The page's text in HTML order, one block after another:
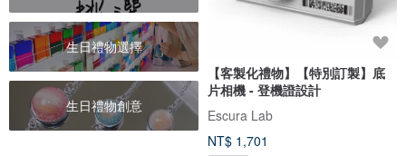
生日禮物選擇
生日禮物創意
【客製化禮物】【特別訂製】底
片相機 - 登機證設計
Escura Lab
NT$ 1,701